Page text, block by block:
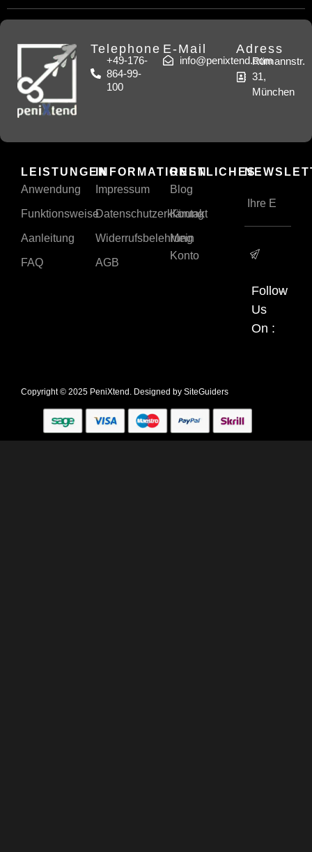
Telephone
+49-176-
864-99-
100
E-Mail
info@penixtend.com
Adress
Rümannstr.
31,
München
LEISTUNGEN
Anwendung
Funktionsweise
Aanleitung
FAQ
INFORMATIONEN
Impressum
Datenschutzerklärung
Widerrufsbelehrung
AGB
RESTLICHES
Blog
Kontakt
Mein
Konto
Follow
Us
On :
Copyright © 2025 PeniXtend. Designed by SiteGuiders